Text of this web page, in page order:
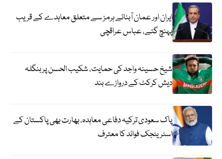
ایران اور عمان آبنائے ہرمز سے متعلق معاہدے کے قریب
پہنچ گئے، عباس عراقچی
شیخ حسینہ واجد کی حمایت، شکیب الحسن پر بنگلہ
دیش کرکٹ کے دروازے بند
پاک سعودی ترکیہ دفاعی معاہدہ، بھارت بھی پاکستان کے
اسٹریٹجک فوائد کا معترف